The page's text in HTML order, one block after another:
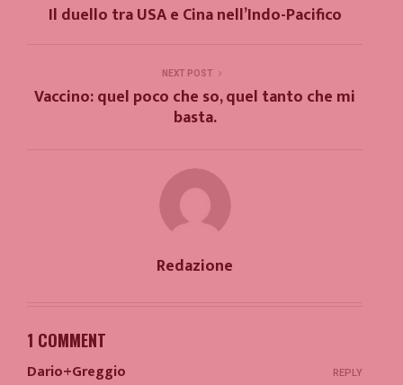
Il duello tra USA e Cina nell’Indo-Pacifico
NEXT POST
Vaccino: quel poco che so, quel tanto che mi
basta.
Redazione
1 COMMENT
Dario+Greggio REPLY